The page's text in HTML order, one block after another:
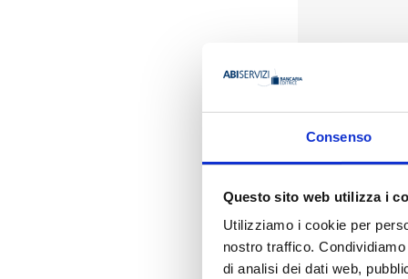
Consenso
Questo sito web utilizza i
Utilizziamo i cookie per
nostro traffico.
di analisi dei dati web,
Presentazione
The AIFI
Italian private
In 2023, the
ongoing
attention towards
Private debt
today has a well-